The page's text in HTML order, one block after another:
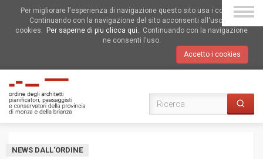
Per migliorare l'esperienza di navigazione questo sito usa i cookies.
Continuando con la navigazione del sito acconsenti all'uso dei
cookies.
Per saperne di piu clicca qui.. Continuando con la navigazione
ne consenti l'uso.
Accetto i cookies
NEWS DALL'ORDINE